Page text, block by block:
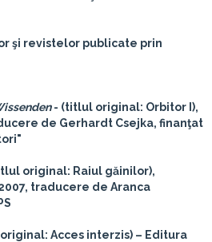
şi revistelor publicate prin
- (titlul original: Orbitor I),
de Gerhardt Csejka, finanţat
original: Raiul găinilor),
traducere de Aranca
Acces interzis) – Editura